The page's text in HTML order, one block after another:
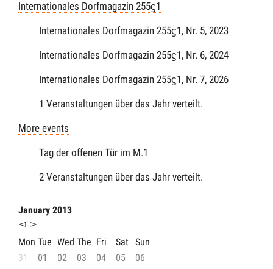
Internationales Dorfmagazin 255ϛ1
Internationales Dorfmagazin 255ϛ1, Nr. 5, 2023
Internationales Dorfmagazin 255ϛ1, Nr. 6, 2024
Internationales Dorfmagazin 255ϛ1, Nr. 7, 2026
1 Veranstaltungen über das Jahr verteilt.
More events
Tag der offenen Tür im M.1
2 Veranstaltungen über das Jahr verteilt.
January 2013
◅ ▻
Mon Tue Wed The Fri Sat Sun
31
01 02 03 04 05
06